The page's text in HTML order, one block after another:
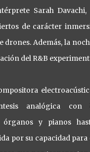
Sarah
de carácter
drones. Además, la
del R&B
analógica con
órganos y pianos
por su capacidad para